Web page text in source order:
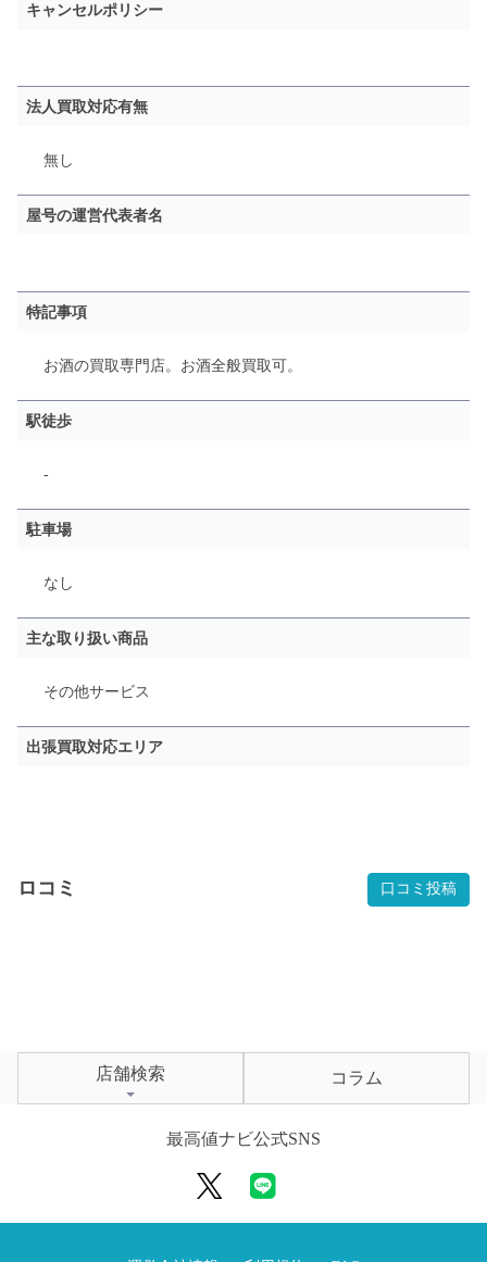
キャンセルポリシー
法人買取対応有無
無し
屋号の運営代表者名
特記事項
お酒の買取専門店。お酒全般買取可。
駅徒歩
-
駐車場
なし
主な取り扱い商品
その他サービス
出張買取対応エリア
ロコミ 口コミ投稿
店舗検索 コラム
最高値ナビ公式SNS